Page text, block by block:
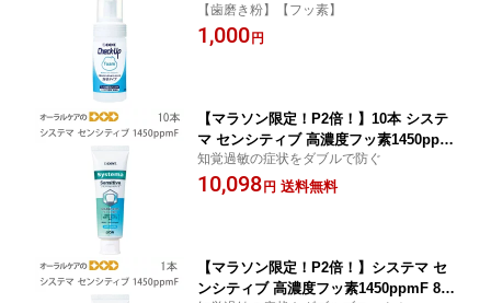
ENT チェックアップ フォーム 100ml フ
ッ化物配合ハミガキ剤（泡状タイプ）
【歯磨き粉】【フッ素】
1,000 円
【マラソン限定！P2倍！】10本 システ
マ センシティブ 高濃度フッ素1450ppm
F 85g【医薬部外品】【歯磨き粉 フッ
素】【メール便不可】【送料無料】
知覚過敏の症状をダブルで防ぐ
10,098 円 送料無料
【マラソン限定！P2倍！】システマ セ
ンシティブ 高濃度フッ素1450ppmF 85